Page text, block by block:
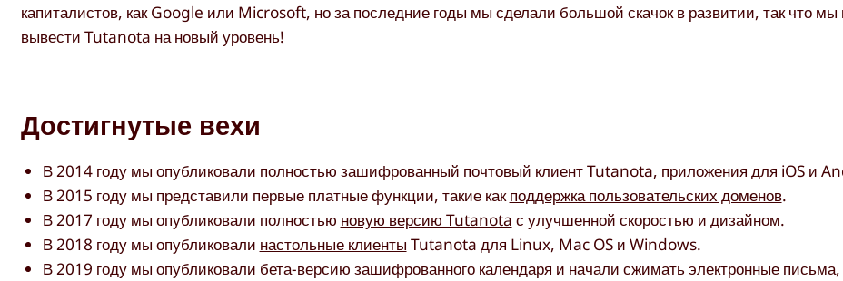
капиталистов, как Google или Microsoft, но за последние годы мы сделали большой скачок в развитии, так что мы
вывести Tutanota на новый уровень!
Достигнутые вехи
В 2014 году мы опубликовали полностью зашифрованный почтовый клиент Tutanota, приложения для iOS и
В 2015 году мы представили первые платные функции, такие какподдержка пользовательских доменов.
В 2017 году мы опубликовали полностью новую версию Tutanota с улучшенной скоростью и дизайном.
В 2018 году мы опубликовали настольные клиенты Tutanota для Linux, Mac OS и Windows.
В 2019 году мы опубликовали бета-версию зашифрованного календаря и начали сжимать электронные письма,